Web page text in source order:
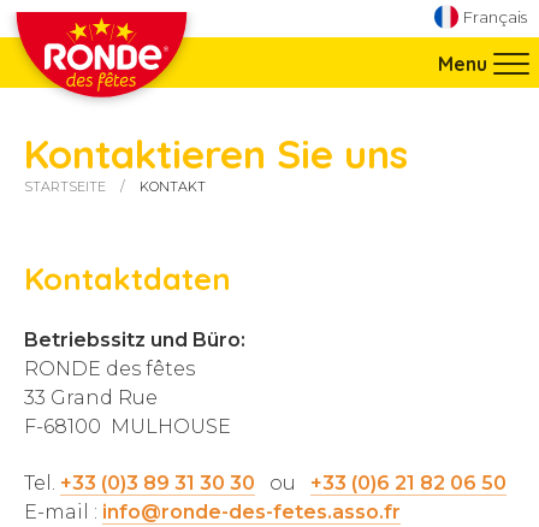
Direkt zur Navigation springen
Direkt zum Inhalt springen
Français
Menu
Kontaktieren Sie uns
Sie sind hier:
STARTSEITE KONTAKT
Kontaktdaten
Betriebssitz und Büro:
RONDE des fêtes
33 Grand Rue
F-68100 MULHOUSE
Tel. +33 (0)3 89 31 30 30 ou +33 (0)6 21 82 06 50
E-mail : info@ronde-des-fetes.asso.fr